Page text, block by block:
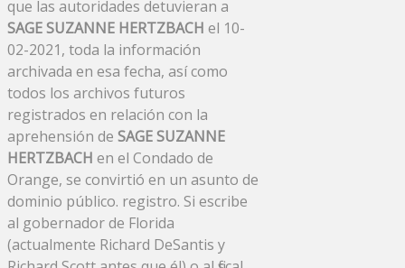
que las autoridades detuvieran a
SAGE SUZANNE HERTZBACH el 10-
02-2021, toda la información
archivada en esa fecha, así como
todos los archivos futuros
registrados en relación con la
aprehensión de SAGE SUZANNE
HERTZBACH en el Condado de
Orange, se convirtió en un asunto de
dominio público. registro. Si escribe
al gobernador de Florida
(actualmente Richard DeSantis y